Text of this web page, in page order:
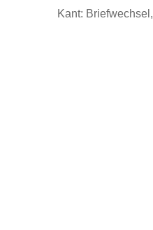
Kant: Briefwechsel,